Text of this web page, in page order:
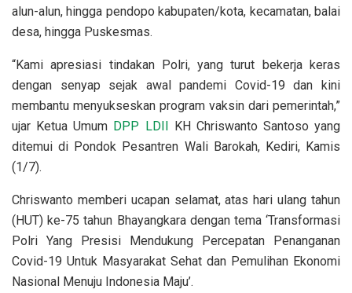
alun-alun, hingga pendopo kabupaten/kota, kecamatan, balai
desa, hingga Puskesmas.
“Kami apresiasi tindakan Polri, yang turut bekerja keras
dengan senyap sejak awal pandemi Covid-19 dan kini
membantu menyukseskan program vaksin dari pemerintah,”
ujar Ketua Umum DPP LDII
KH Chriswanto Santoso yang
ditemui di Pondok Pesantren Wali Barokah, Kediri, Kamis
(1/7).
Chriswanto memberi ucapan selamat, atas hari ulang tahun
(HUT) ke-75 tahun Bhayangkara dengan tema ‘Transformasi
Polri Yang Presisi Mendukung Percepatan Penanganan
Covid-19 Untuk Masyarakat Sehat dan Pemulihan Ekonomi
Nasional Menuju Indonesia Maju’.